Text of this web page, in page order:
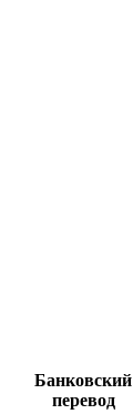
Банковский
перевод